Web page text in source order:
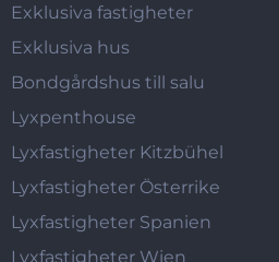
Exklusiva fastigheter
Exklusiva hus
Bondgårdshus till salu
Lyxpenthouse
Lyxfastigheter Kitzbühel
Lyxfastigheter Österrike
Lyxfastigheter Spanien
Lyxfastigheter Wien